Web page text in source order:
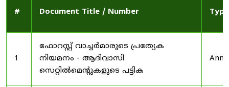
# Document Title / Number Type
1
ഫോറസ്റ്റ് വാച്ചർമാരുടെ പ്രത്യേക
നിയമനം - ആദിവാസി
സെറ്റിൽമെന്റുകളുടെ പട്ടിക